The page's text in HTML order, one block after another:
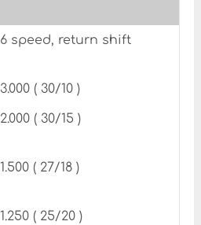
6 speed, return shift
3.000 ( 30/10 )
2.000 ( 30/15 )
1.500 ( 27/18 )
1.250 ( 25/20 )